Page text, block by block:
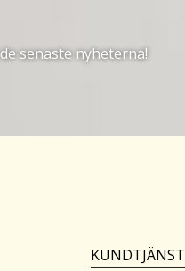
senaste nyheterna!
KUNDTJÄNST